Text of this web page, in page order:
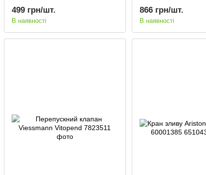
499 грн/шт.
В наявності
866 грн/шт.
В наявності